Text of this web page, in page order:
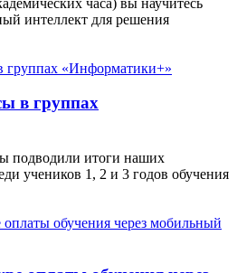
интеллект для решения
в группах
подводили итоги наших
учеников 1, 2 и 3 годов обучения